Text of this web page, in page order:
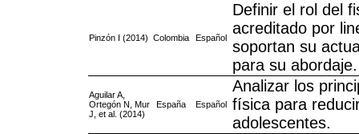
Pinzón I (2014) Colombia Español
Definir el rol del
acreditado por
soportan su
para su abordaje.
Aguilar A,
Ortegón N, Mur
J, et al. (2014)
España Español
Analizar los
física para
adolescentes.